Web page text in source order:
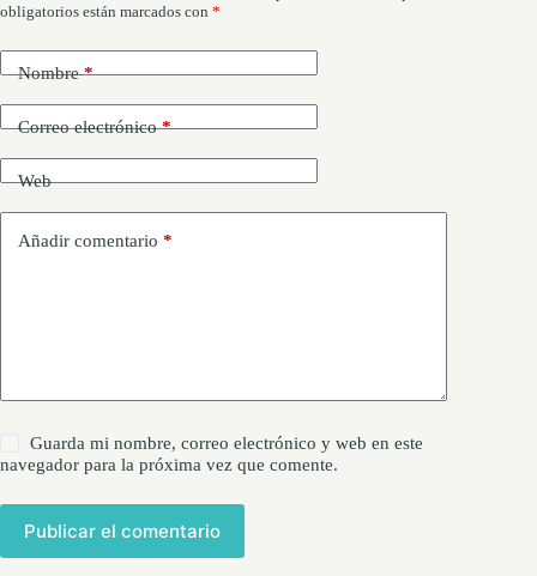
obligatorios están marcados con *
Nombre*
Correo electrónico*
Web
Añadir comentario *
Guarda mi nombre, correo electrónico y web en este
navegador para la próxima vez que comente.
Publicar el comentario